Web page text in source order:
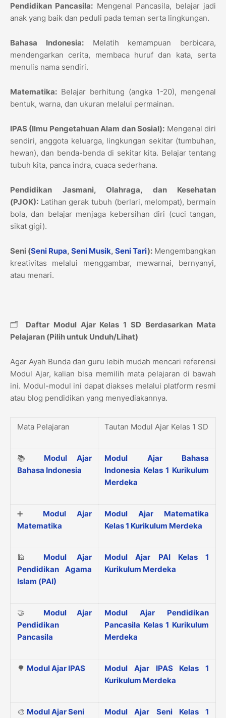
Pendidikan Pancasila: Mengenal Pancasila, belajar jadi
anak yang baik dan peduli pada teman serta lingkungan.
Bahasa Indonesia:Melatih kemampuan berbicara,
mendengarkan cerita, membaca huruf dan kata, serta
menulis nama sendiri.
Matematika: Belajar berhitung (angka 1-20), mengenal
bentuk, warna, dan ukuran melalui permainan.
IPAS (Ilmu Pengetahuan Alam dan Sosial): Mengenal diri
sendiri, anggota keluarga, lingkungan sekitar (tumbuhan,
hewan), dan benda-benda di sekitar kita. Belajar tentang
tubuh kita, panca indra, cuaca sederhana.
Pendidikan Jasmani, Olahraga, dan Kesehatan
(PJOK): Latihan gerak tubuh (berlari, melompat), bermain
bola, dan belajar menjaga kebersihan diri (cuci tangan,
sikat gigi).
Seni (Seni Rupa, Seni Musik, Seni Tari): Mengembangkan
kreativitas melalui menggambar, mewarnai, bernyanyi,
atau menari.
🗂️ Daftar Modul Ajar Kelas 1 SD Berdasarkan Mata
Pelajaran (Pilih untuk Unduh/Lihat)
Agar Ayah Bunda dan guru lebih mudah mencari referensi
Modul Ajar, kalian bisa memilih mata pelajaran di bawah
ini. Modul-modul ini dapat diakses melalui platform resmi
atau blog pendidikan yang menyediakannya.
Mata Pelajaran Tautan Modul Ajar Kelas 1 SD
📚 Modul Ajar
Bahasa Indonesia
Modul Ajar Bahasa
Indonesia Kelas 1 Kurikulum
Merdeka
➕ Modul Ajar
Matematika
Modul Ajar Matematika
Kelas 1 Kurikulum Merdeka
🕌 Modul Ajar
Pendidikan Agama
Islam (PAI)
Modul Ajar PAI Kelas 1
Kurikulum Merdeka
🤝 Modul Ajar
Pendidikan
Pancasila
Modul Ajar Pendidikan
Pancasila Kelas 1 Kurikulum
Merdeka
🌳 Modul Ajar IPAS
Modul Ajar IPAS Kelas 1
Kurikulum Merdeka
🎨 Modul Ajar Seni
Modul Ajar Seni Kelas 1